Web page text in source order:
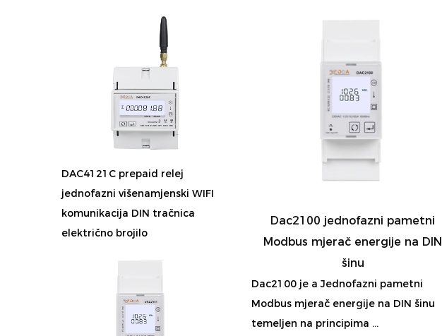
DAC4121C prepaid relej
jednofazni višenamjenski WIFI
komunikacija DIN tračnica
električno brojilo
Dac2100 jednofazni pametni
Modbus mjerač energije na DIN
šinu
Dac2100 je a Jednofazni pametni
Modbus mjerač energije na DIN šinu
temeljen na principima ...